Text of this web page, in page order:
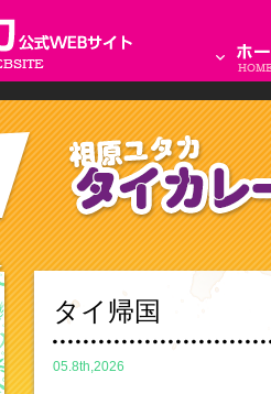
タイ帰国
05.8th,2026